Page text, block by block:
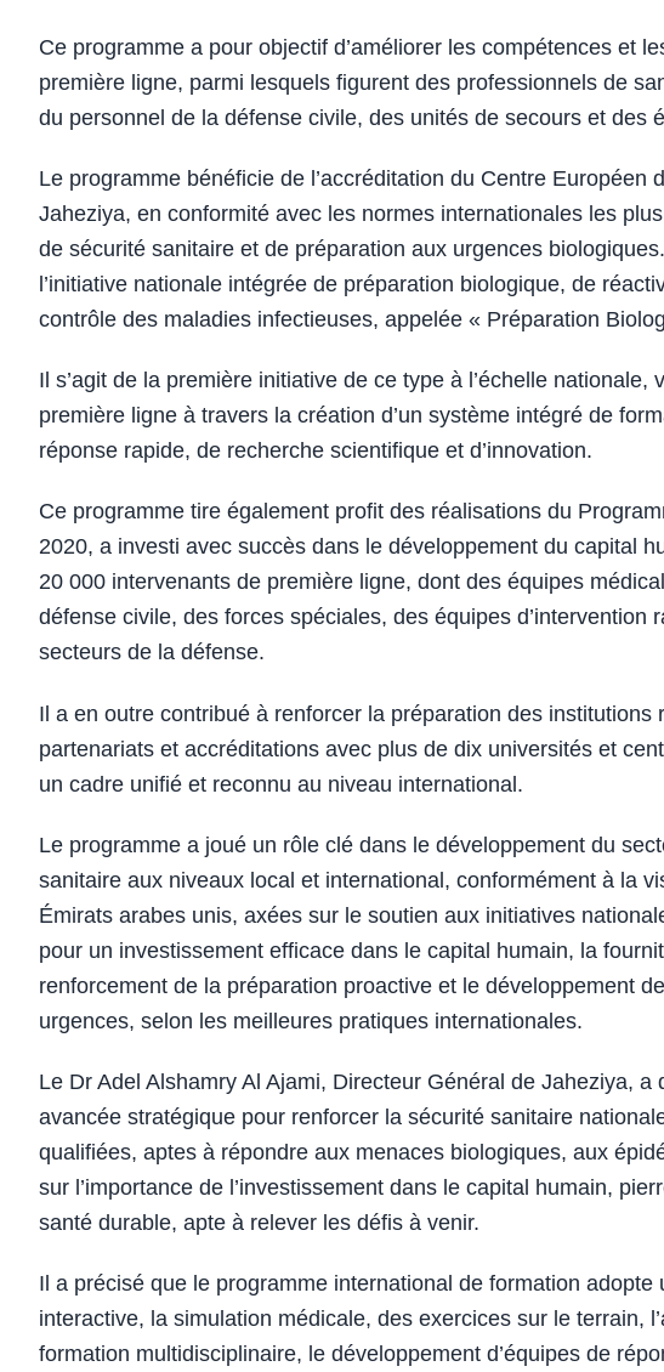
Ce programme a pour objectif d’améliorer les compétences et
première ligne, parmi lesquels figurent des professionnels de
du personnel de la défense civile, des unités de secours et des
Le programme bénéficie de l’accréditation du Centre Européen
Jaheziya, en conformité avec les normes internationales les
de sécurité sanitaire et de préparation aux urgences
l’initiative nationale intégrée de préparation biologique, de
contrôle des maladies infectieuses, appelée « Préparation
Il s’agit de la première initiative de ce type à l’échelle
première ligne à travers la création d’un système intégré de
réponse rapide, de recherche scientifique et d’innovation.
Ce programme tire également profit des réalisations du
2020, a investi avec succès dans le développement du capital
20 000 intervenants de première ligne, dont des équipes
défense civile, des forces spéciales, des équipes d’intervention
secteurs de la défense.
Il a en outre contribué à renforcer la préparation des
partenariats et accréditations avec plus de dix universités et
un cadre unifié et reconnu au niveau international.
Le programme a joué un rôle clé dans le développement du
sanitaire aux niveaux local et international, conformément à la
Émirats arabes unis, axées sur le soutien aux initiatives
pour un investissement efficace dans le capital humain, la
renforcement de la préparation proactive et le développement
urgences, selon les meilleures pratiques internationales.
Le Dr Adel Alshamry Al Ajami, Directeur Général de Jaheziya,
avancée stratégique pour renforcer la sécurité sanitaire
qualifiées, aptes à répondre aux menaces biologiques, aux
sur l’importance de l’investissement dans le capital humain,
santé durable, apte à relever les défis à venir.
Il a précisé que le programme international de formation
interactive, la simulation médicale, des exercices sur le terrain,
formation multidisciplinaire, le développement d’équipes de